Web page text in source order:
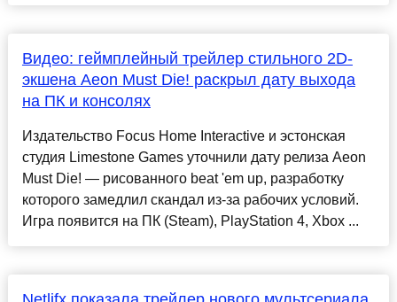
Видео: геймплейный трейлер стильного 2D-
экшена Aeon Must Die! раскрыл дату выхода
на ПК и консолях
Издательство Focus Home Interactive и эстонская
студия Limestone Games уточнили дату релиза Aeon
Must Die! — рисованного beat 'em up, разработку
которого замедлил скандал из-за рабочих условий.
Игра появится на ПК (Steam), PlayStation 4, Xbox ...